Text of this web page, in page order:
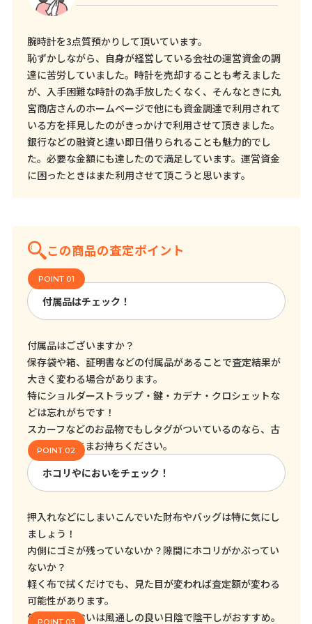
腕時計を3点質預かりして頂いています。
恥ずかしながら、自身が経営している会社の運営資金の調
達に苦労していました。時計を売却することも考えました
が、入手困難な時計の為手放したくなく、そんなときに丸
宮商店さんのホームページで他にも資金調達で利用されて
いる方を拝見したのがきっかけで利用させて頂きました。
銀行などの融資と違い即日借りられることも魅力的でし
た。必要な金額にも達したので満足しています。運営資金
に困ったときはまた利用させて頂こうと思います。
この商品の査定ポイント
付属品はチェック！
付属品はございますか？
保存袋や箱、証明書などの付属品があることで査定結果が
大きく変わる場合があります。
特にショルダーストラップ・鍵・カデナ・クロシェットな
どは忘れがちです！
スカーフなどのお品物でもしタグがついているのなら、古
くてもそのままお持ちください。
ホコリやにおいをチェック！
押入れなどにしまいこんでいた財布やバッグは特に気にし
ましょう！
内側にゴミが残っていないか？隙間にホコリがかぶってい
ないか？
軽く布で拭くだけでも、見た目が変われば査定額が変わる
可能性があります。
気になるにおいは風通しの良い日陰で陰干しがおすすめ。